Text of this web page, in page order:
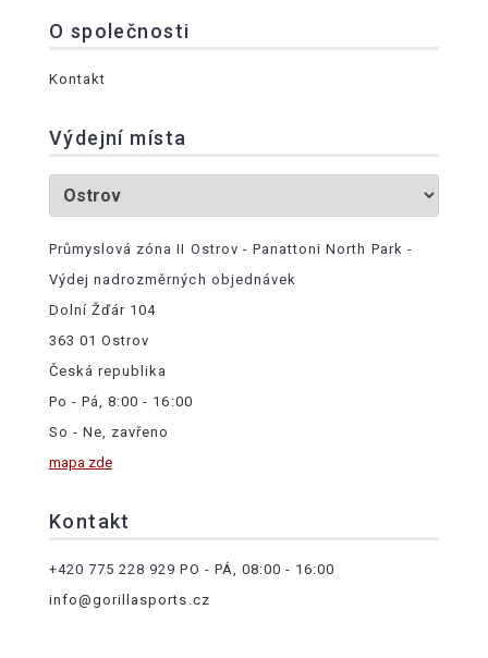
O společnosti
Kontakt
Výdejní místa
Průmyslová zóna II Ostrov - Panattoni North Park -
Výdej nadrozměrných objednávek
Dolní Žďár 104
363 01 Ostrov
Česká republika
Po - Pá, 8:00 - 16:00
So - Ne, zavřeno
mapa zde
Kontakt
+420 775 228 929 PO - PÁ, 08:00 - 16:00
info@gorillasports.cz